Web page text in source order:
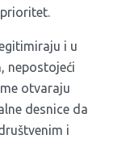
i u
nepostojeći
otvaraju
desnice da
i